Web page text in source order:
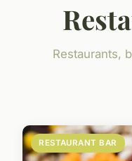
Restaurants,
RESTAURANT BAR